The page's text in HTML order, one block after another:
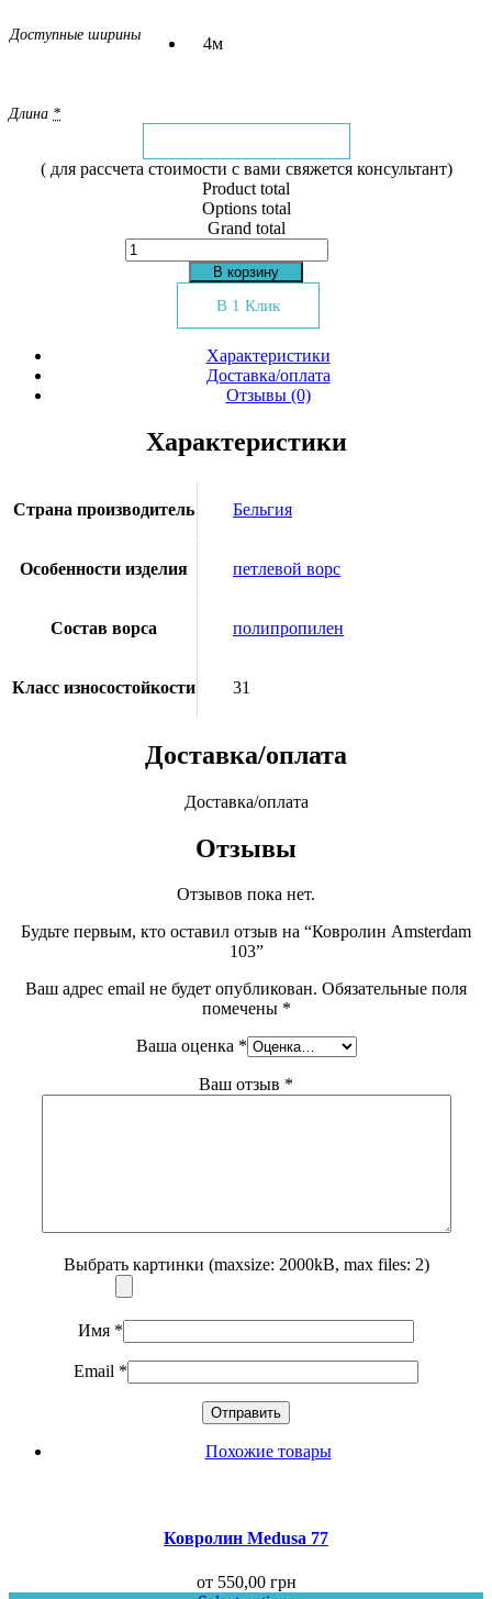
Доступные ширины 4м
Длина *
( для рассчета стоимости с вами свяжется консультант)
Product total
Options total
Grand total
Количество
товара
Ковролин
В корзину
В 1 Клик
Характеристики
Доставка/оплата
Отзывы (0)
Характеристики
Страна производитель Бельгия
Особенности изделия петлевой ворс
Состав ворса полипропилен
Класс износостойкости 31
Доставка/оплата
Доставка/оплата
Отзывы
Отзывов пока нет.
Будьте первым, кто оставил отзыв на “Ковролин Amsterdam
103”
Ваш адрес email не будет опубликован. Обязательные поля
помечены *
Ваша оценка *
Ваш отзыв *
Выбрать картинки (maxsize: 2000kB, max files: 2)
Имя *
Email *
Похожие товары
Ковролин Medusa 77
от 550,00 грн